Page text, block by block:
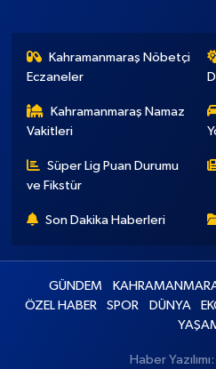
Kahramanmaraş Nöbetçi
Eczaneler
Kahramanmaraş Namaz
Vakitleri
Süper Lig Puan Durumu
ve Fikstür
Son Dakika Haberleri
GÜNDEM
ÖZEL HABER
SPOR DÜNYA
Haber Yazılımı: